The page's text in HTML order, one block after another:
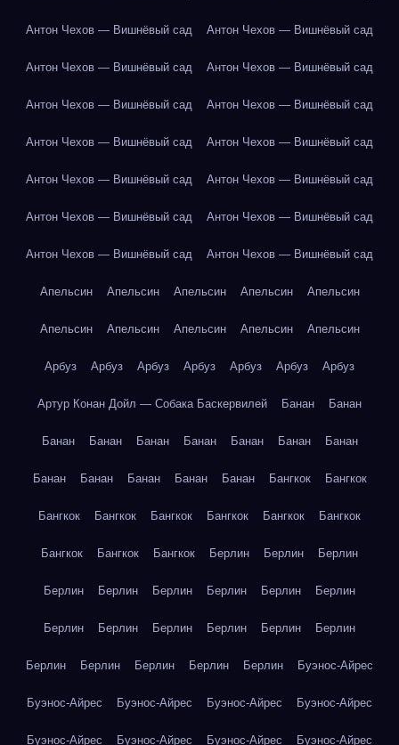
Антон Чехов — Вишнёвый сад Антон Чехов — Вишнёвый сад
Антон Чехов — Вишнёвый сад Антон Чехов — Вишнёвый сад
Антон Чехов — Вишнёвый сад Антон Чехов — Вишнёвый сад
Антон Чехов — Вишнёвый сад Антон Чехов — Вишнёвый сад
Антон Чехов — Вишнёвый сад Антон Чехов — Вишнёвый сад
Антон Чехов — Вишнёвый сад Антон Чехов — Вишнёвый сад
Антон Чехов — Вишнёвый сад Антон Чехов — Вишнёвый сад
Апельсин Апельсин Апельсин Апельсин Апельсин
Апельсин Апельсин Апельсин Апельсин Апельсин
Арбуз Арбуз Арбуз Арбуз Арбуз Арбуз Арбуз
Артур Конан Дойл — Собака Баскервилей Банан Банан
Банан Банан Банан Банан Банан Банан Банан
Банан Банан Банан Банан Банан Бангкок Бангкок
Бангкок Бангкок Бангкок Бангкок Бангкок Бангкок
Бангкок Бангкок Бангкок Берлин Берлин Берлин
Берлин Берлин Берлин Берлин Берлин Берлин
Берлин Берлин Берлин Берлин Берлин Берлин
Берлин Берлин Берлин Берлин Берлин Буэнос-Айрес
Буэнос-Айрес Буэнос-Айрес Буэнос-Айрес Буэнос-Айрес
Буэнос-Айрес Буэнос-Айрес Буэнос-Айрес Буэнос-Айрес